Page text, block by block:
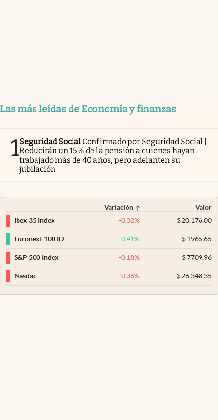
Las más leídas de Economía y finanzas
1Seguridad Social Confirmado por Seguridad Social |
Reducirán un 15% de la pensión a quienes hayan
trabajado más de 40 años, pero adelanten su
jubilación
Variación
Valor
Ibex 35 Index
-0,02% $20.176,00
Euronext 100 ID 0,41% $1965,65
S&P 500 Index -0,18% $7709,96
Nasdaq -0,06% $26.348,35